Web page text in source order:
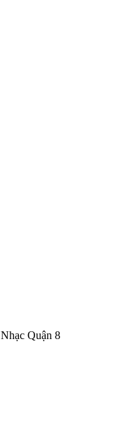
Quận 8